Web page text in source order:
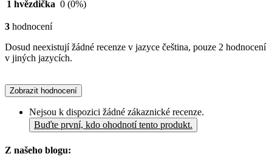
1 hvězdička 0 (0%)
3 hodnocení
Dosud neexistují žádné recenze v jazyce čeština, pouze 2 hodnocení
v jiných jazycích.
Zobrazit hodnocení
Nejsou k dispozici žádné zákaznické recenze.
Buďte první, kdo ohodnotí tento produkt.
Z našeho blogu: